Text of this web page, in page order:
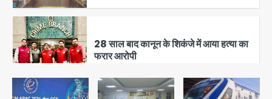
4
28 साल बाद कानून के शिकंजे में आया हत्या का
फरार आरोपी